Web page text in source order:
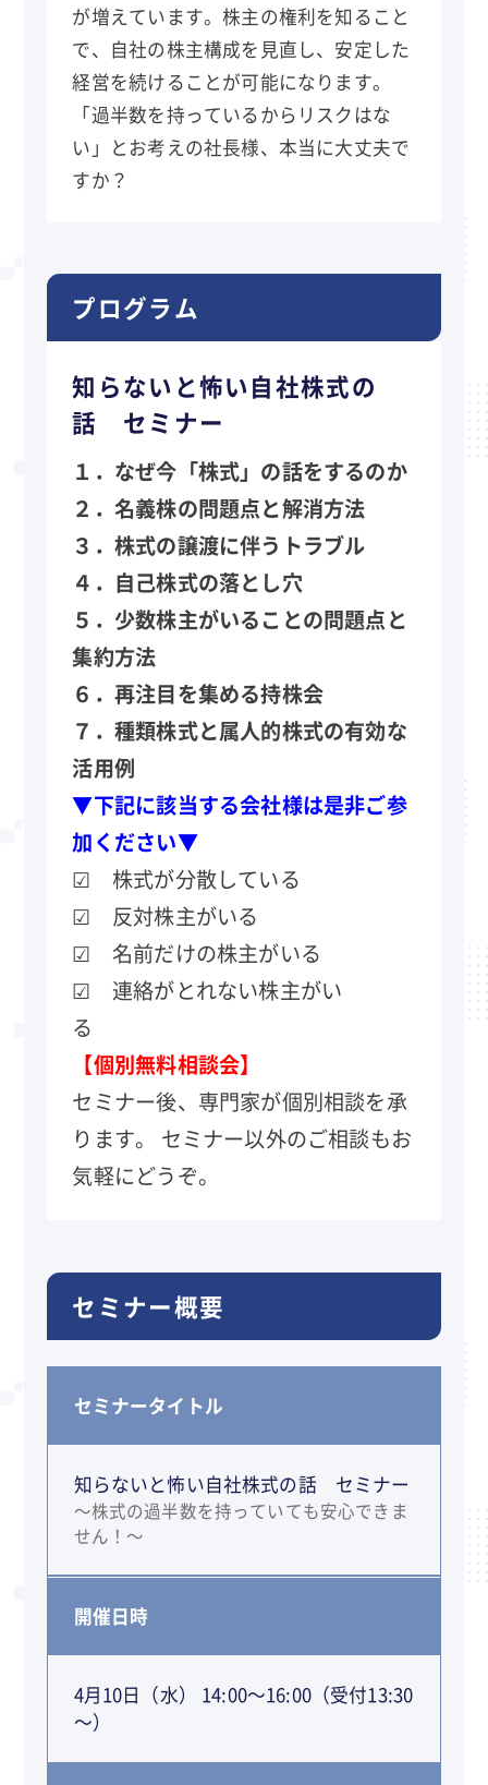
が増えています。株主の権利を知ること
で、自社の株主構成を見直し、安定した
経営を続けることが可能になります。
「過半数を持っているからリスクはな
い」とお考えの社長様、本当に大丈夫で
すか？
プログラム
知らないと怖い自社株式の
話 セミナー
１．なぜ今「株式」の話をするのか
２．名義株の問題点と解消方法
３．株式の譲渡に伴うトラブル
４．自己株式の落とし穴
５．少数株主がいることの問題点と
集約方法
６．再注目を集める持株会
７．種類株式と属人的株式の有効な
活用例
▼下記に該当する会社様は是非ご参
加ください▼
☑ 株式が分散している
☑ 反対株主がいる
☑ 名前だけの株主がいる
☑ 連絡がとれない株主がい
る
【個別無料相談会】
セミナー後、専門家が個別相談を承
ります。 セミナー以外のご相談もお
気軽にどうぞ。
セミナー概要
セミナータイトル
知らないと怖い自社株式の話 セミナー
～株式の過半数を持っていても安心できま
せん！～
開催日時
4月10日（水） 14:00～16:00（受付13:30
～）